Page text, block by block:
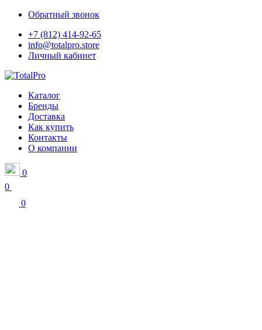
Обратный звонок
+7 (812) 414-92-65
info@totalpro.store
Личный кабинет
Каталог
Бренды
Доставка
Как купить
Контакты
О компании
0
0
0